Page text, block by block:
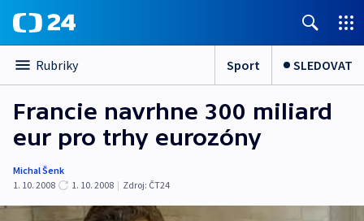
Rubriky Sport SLEDOVAT
Francie navrhne 300 miliard
eur pro trhy eurozóny
Michal Šenk
1. 10. 2008
1. 10. 2008 | Zdroj: ČT24